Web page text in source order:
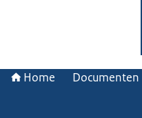
Home Documenten